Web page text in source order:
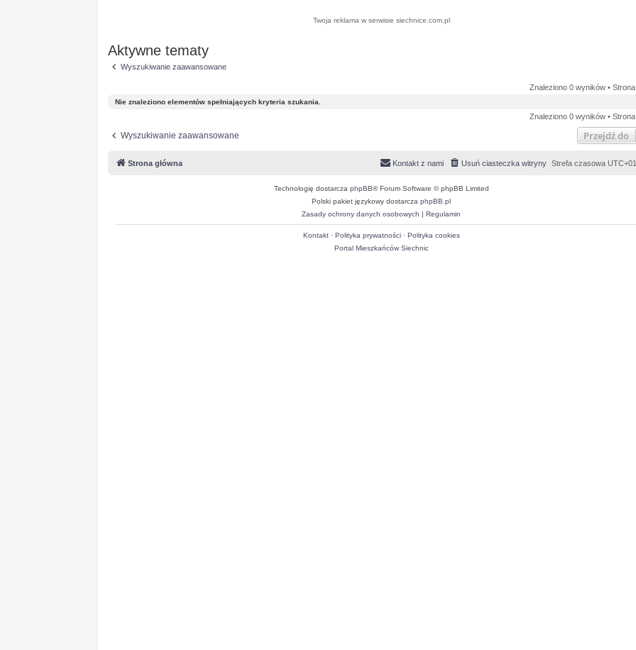
Twoja reklama w serwisie siechnice.com.pl
Aktywne tematy
Wyszukiwanie zaawansowane
Znaleziono 0 wyników • Strona
Nie znaleziono elementów spełniających kryteria szukania.
Znaleziono 0 wyników • Strona
Wyszukiwanie zaawansowane Przejdź do
Strona główna Strefa czasowa
Usuń ciasteczka witryny
Kontakt z nami
Technologię dostarcza phpBB® Forum Software © phpBB Limited
Polski pakiet językowy dostarcza phpBB.pl
Zasady ochrony danych osobowych | Regulamin
Kontakt· Polityka prywatności· Polityka cookies
Portal Mieszkańców Siechnic